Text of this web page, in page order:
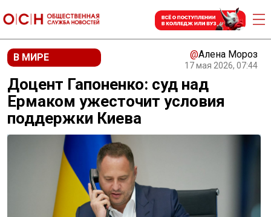
В МИРЕ @Алена Мороз
17 мая 2026, 07:44
Доцент Гапоненко: суд над
Ермаком ужесточит условия
поддержки Киева